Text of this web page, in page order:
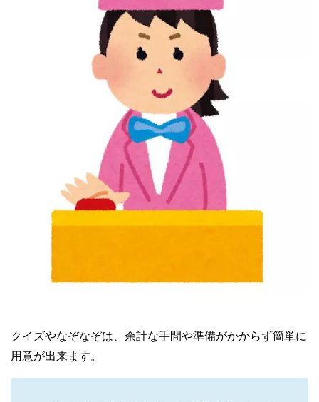
クイズやなぞなぞは、余計な手間や準備がかからず簡単に
用意が出来ます。